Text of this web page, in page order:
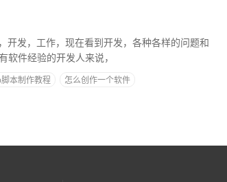
APP的难度。 其实对于一个有软件经验的开发人来说，
本制作教程
怎么创作一个软件